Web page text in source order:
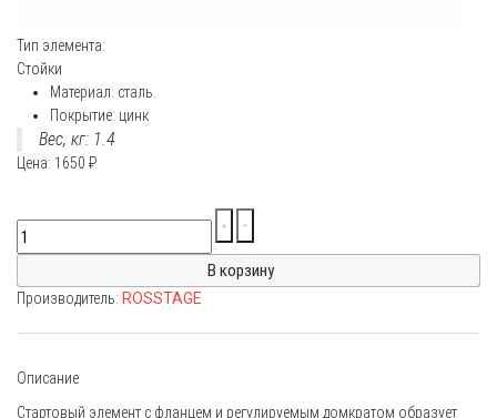
Тип элемента:
Стойки
Материал: сталь.
Покрытие: цинк
Вес, кг: 1.4
Цена: 1650 ₽
Производитель: ROSSTAGE
Описание
Cтартовый элемент с фланцем и регулируемым домкратом образует